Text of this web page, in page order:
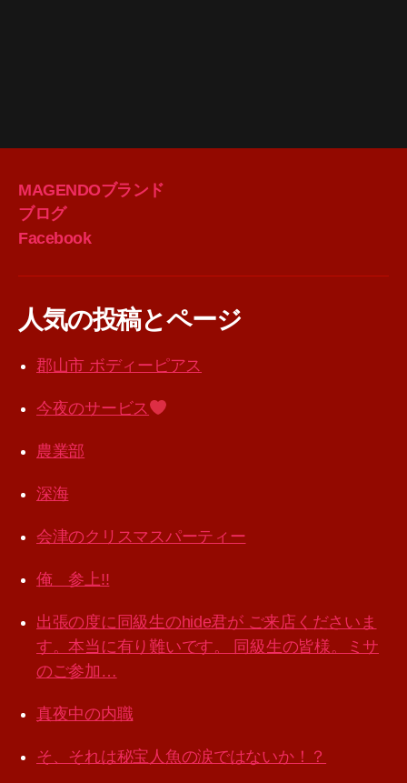
MAGENDOブランド
ブログ
Facebook
人気の投稿とページ
郡山市 ボディーピアス
今夜のサービス
農業部
深海
会津のクリスマスパーティー
俺 参上!!
出張の度に同級生のhide君が ご来店くださいま
す。本当に有り難いです。 同級生の皆様。ミサ
のご参加…
真夜中の内職
そ、それは秘宝人魚の涙ではないか！？